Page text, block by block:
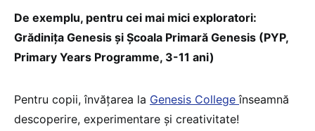
De exemplu, pentru cei mai mici exploratori:
Grădinița Genesis și Școala Primară Genesis (PYP,
Primary Years Programme, 3-11 ani)
Pentru copii, învățarea la Genesis Collegeînseamnă
descoperire, experimentare și creativitate!